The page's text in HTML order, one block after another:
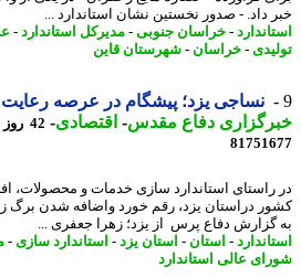
داد. - صدور نخستین نشان استاندارد ...
- خراسان جنوبی-مدیرکل استاندارد-
-خراسان-شهرستان قاین
نساجی یزد؛ پیشگام در عرصه رعایت
دفاع مقدس-اقتصادی-42 روز پیش - شنبه 6 تیر 1405، 10:15
استاندارد سازی خدمات و محصولات،
دراستان یزد، رقم خورد واضافه شدن برگ زرینی
دفاع پرس از یزد؛ زهرا جعفری ...
- استان-استان یزد-استاندارد سازی-
عالی استاندارد